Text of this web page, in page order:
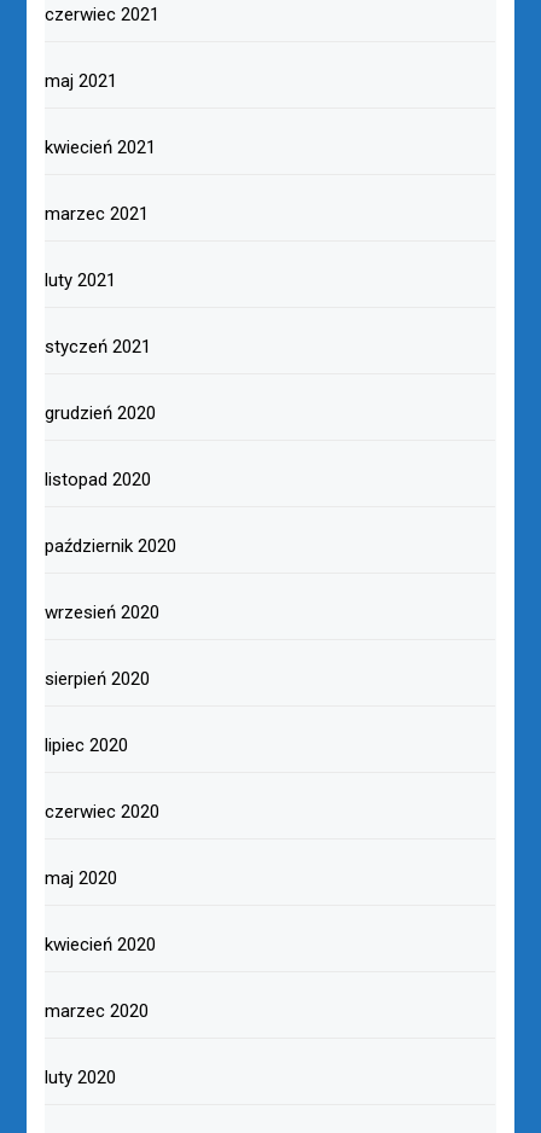
czerwiec 2021
maj 2021
kwiecień 2021
marzec 2021
luty 2021
styczeń 2021
grudzień 2020
listopad 2020
październik 2020
wrzesień 2020
sierpień 2020
lipiec 2020
czerwiec 2020
maj 2020
kwiecień 2020
marzec 2020
luty 2020